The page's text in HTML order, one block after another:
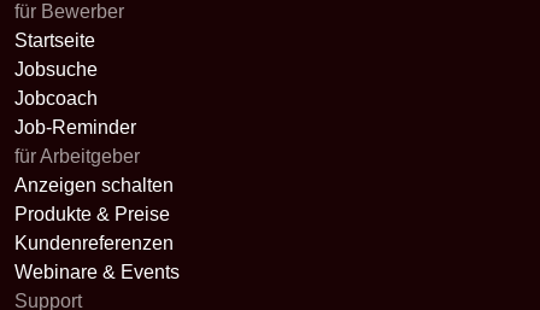
für Bewerber
Startseite
Jobsuche
Jobcoach
Job-Reminder
für Arbeitgeber
Anzeigen schalten
Produkte & Preise
Kundenreferenzen
Webinare & Events
Support